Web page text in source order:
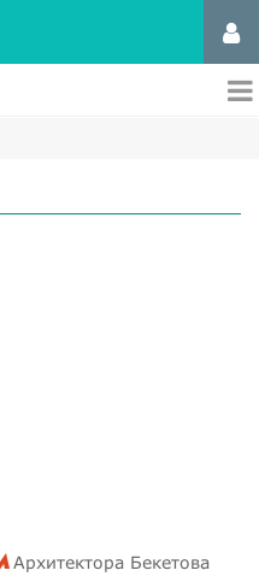
Архитектора Бекетова